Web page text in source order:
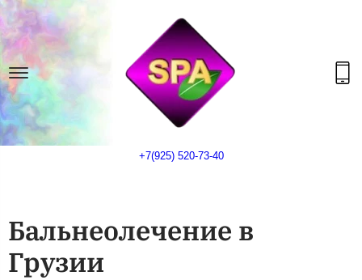
+7(925) 520-73-40
Бальнеолечение в
Грузии